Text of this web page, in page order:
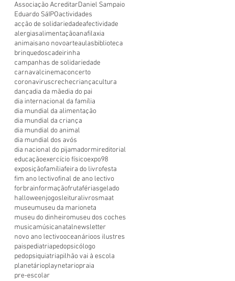
Associação AcreditarDaniel Sampaio
Eduardo SáIPOactividades
acção de solidariedadeafectividade
alergiasalimentaçãoanafilaxia
animaisano novoarteaulasbiblioteca
brinquedoscadeirinha
campanhas de solidariedade
carnavalcinemaconcerto
coronaviruscrechecriançacultura
dançadia da mãedia do pai
dia internacional da família
dia mundial da alimentação
dia mundial da criança
dia mundial do animal
dia mundial dos avós
dia nacional do pijamadormireditorial
educaçãoexercício físicoexpo98
exposiçãofamíliafeira do livrofesta
fim ano lectivofinal de ano lectivo
forbrainformaçãofrutafériasgelado
halloweenjogosleituralivrosmaat
museumuseu da marioneta
museu do dinheiromuseu dos coches
musicamúsicanatalnewsletter
novo ano lectivooceanárioos ilustres
paispediatriapedopsicólogo
pedopsiquiatriapilhão vai à escola
planetárioplaynetariopraia
pre-escolar